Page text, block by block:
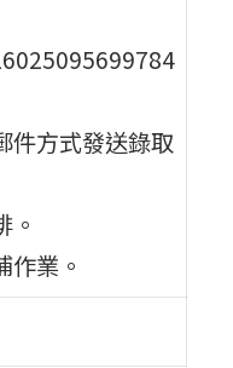
件方式發送錄取
。
業。